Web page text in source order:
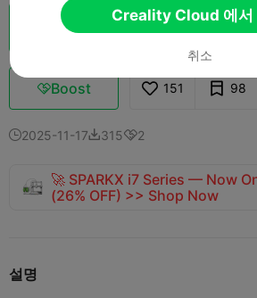
클라우드 슬라이스 Creality
Boost 151 98
2025-11-173152
🚀 SPARKX i7 Series — Now
(26% OFF) >> Shop Now
설명
Creality Cloud 에서
취소